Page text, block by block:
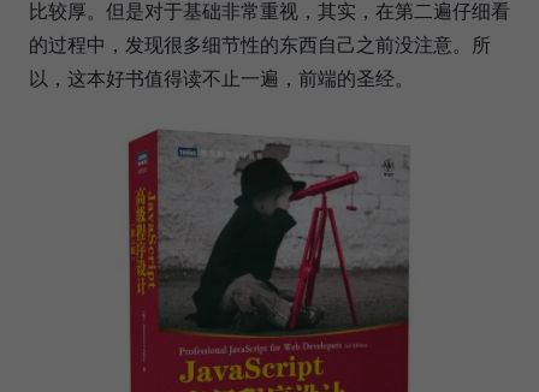
比较厚。但是对于基础非常重视，其实，在第二遍仔细看
的过程中，发现很多细节性的东西自己之前没注意。所
以，这本好书值得读不止一遍，前端的圣经。